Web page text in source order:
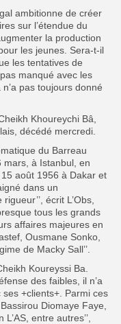
ambitionne de créer
sur l’étendue du
la production
les jeunes. Sera-t-il
les tentatives de
manqué avec les
pas toujours donné
Khoureychi Bâ,
décédé mercredi.
du Barreau
mars, à Istanbul, en
août 1956 à Dakar et
dans un
écrit L’Obs,
tous les grands
affaires majeures en
Ousmane Sonko,
de Macky Sall’’.
Koureyssi Ba.
des faibles, il n’a
ses +clients+. Parmi ces
Diomaye Faye,
entre autres’’,